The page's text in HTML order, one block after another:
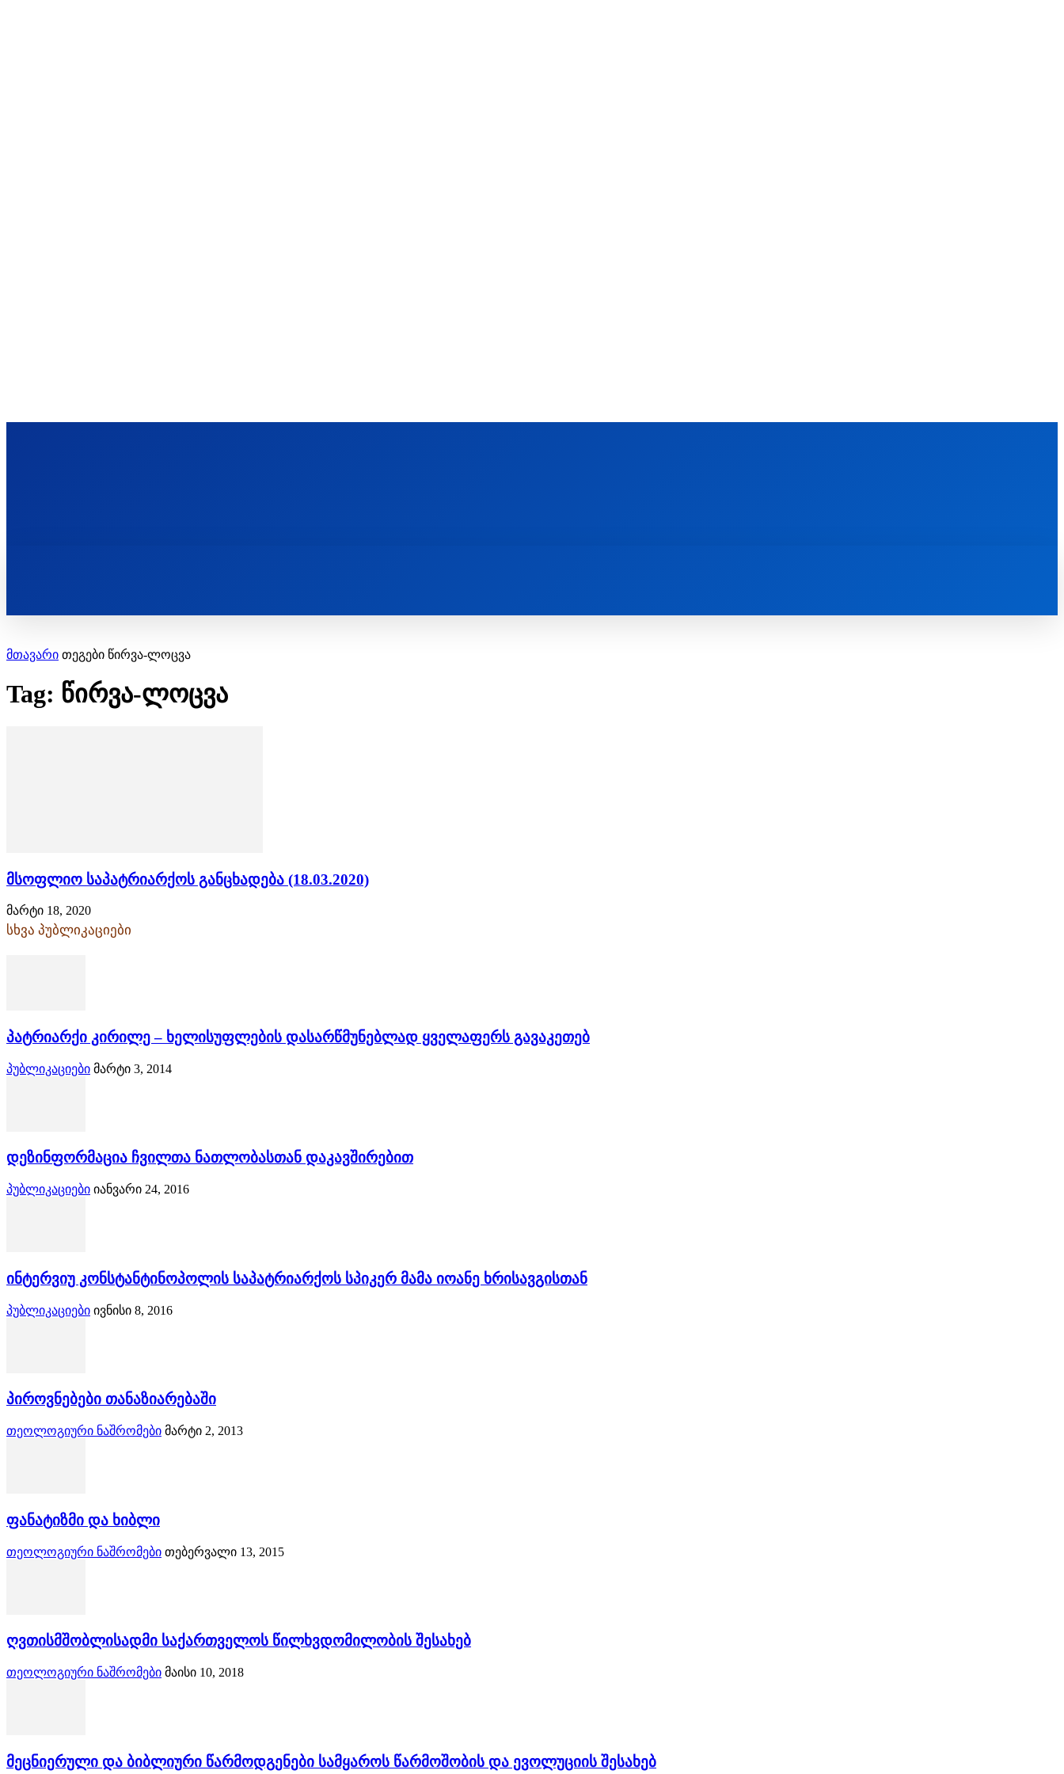
მთავარი თეგები წირვა-ლოცვა
Tag: წირვა-ლოცვა
მსოფლიო საპატრიარქოს განცხადება (18.03.2020)
მარტი 18, 2020
სხვა პუბლიკაციები
პატრიარქი კირილე – ხელისუფლების დასარწმუნებლად ყველაფერს გავაკეთებ
პუბლიკაციები მარტი 3, 2014
დეზინფორმაცია ჩვილთა ნათლობასთან დაკავშირებით
პუბლიკაციები იანვარი 24, 2016
ინტერვიუ კონსტანტინოპოლის საპატრიარქოს სპიკერ მამა იოანე ხრისავგისთან
პუბლიკაციები ივნისი 8, 2016
პიროვნებები თანაზიარებაში
თეოლოგიური ნაშრომები მარტი 2, 2013
ფანატიზმი და ხიბლი
თეოლოგიური ნაშრომები თებერვალი 13, 2015
ღვთისმშობლისადმი საქართველოს წილხვდომილობის შესახებ
თეოლოგიური ნაშრომები მაისი 10, 2018
მეცნიერული და ბიბლიური წარმოდგენები სამყაროს წარმოშობის და ევოლუციის შესახებ